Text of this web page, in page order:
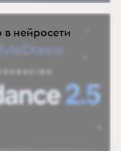
в нейросети